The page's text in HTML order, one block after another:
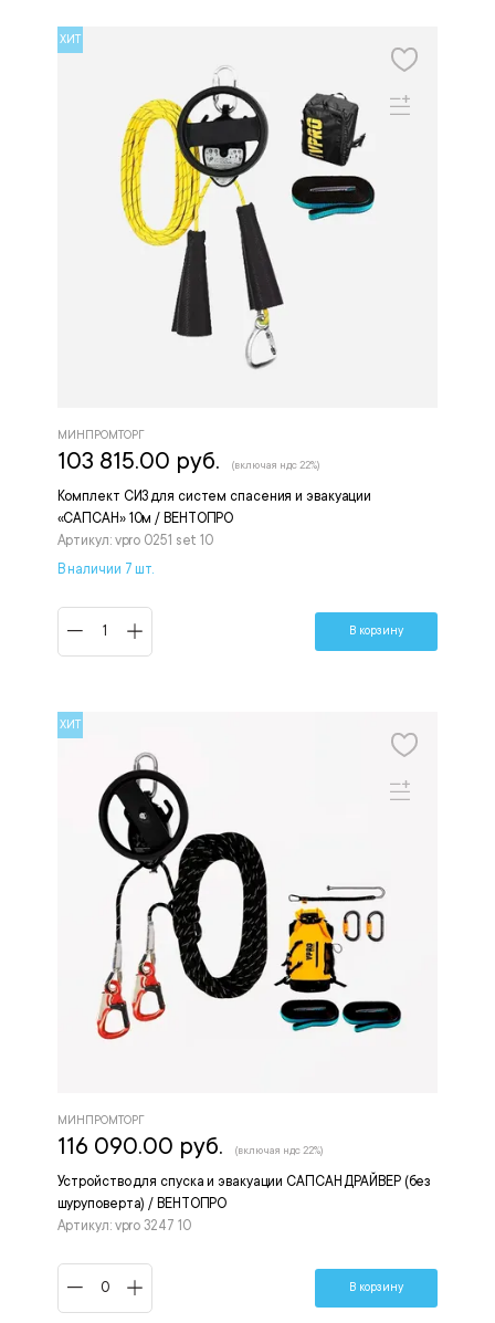
ХИТ
Комплект СИЗ для систем спасения и эвакуации
«САПСАН» 10м / ВЕНТОПРО
Артикул: vpro 0251 set 10
МИНПРОМТОРГ
103 815.00 руб. (включая ндс 22%)
В наличии 7 шт.
В корзину
ХИТ
Устройство для спуска и эвакуации САПСАН ДРАЙВЕР (без
шуруповерта) / ВЕНТОПРО
Артикул: vpro 3247 10
МИНПРОМТОРГ
116 090.00 руб. (включая ндс 22%)
В корзину